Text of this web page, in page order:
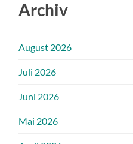
Archiv
August 2026
Juli 2026
Juni 2026
Mai 2026